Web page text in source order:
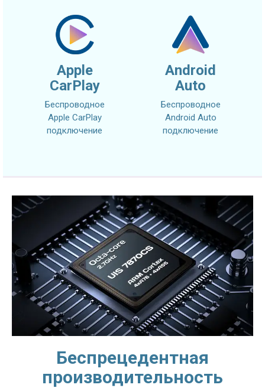
Apple
CarPlay
Беспроводное
Apple CarPlay
подключение
Android
Auto
Беспроводное
Android Auto
подключение
Беспрецедентная
производительность